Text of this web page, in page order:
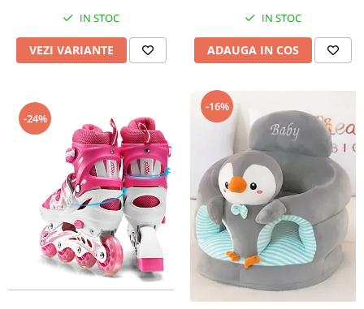
IN STOC
VEZI VARIANTE
IN STOC
ADAUGA IN COS
-24%
-16%